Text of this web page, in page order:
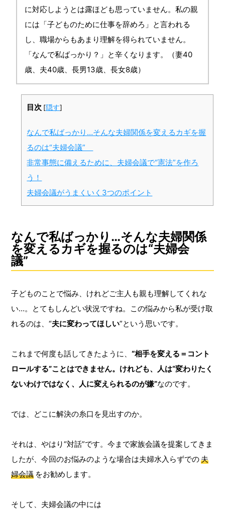
に対応しようとは露ほども思っていません。私の親
には「子どものために仕事を辞めろ」と言われる
し、職場からもあまり理解を得られていません。
「なんで私ばっかり？」と辛くなります。（妻40
歳、夫40歳、長男13歳、長女8歳）
目次 [隠す]
なんで私ばっかり…そんな夫婦関係を変えるカギを握
るのは“夫婦会議”
非常事態に備えるために、夫婦会議で“憲法”を作ろ
う！
夫婦会議がうまくいく3つのポイント
なんで私ばっかり…そんな夫婦関係
を変えるカギを握るのは“夫婦会
議”
子どものことで悩み、けれどご主人も親も理解してくれな
い…。とてもしんどい状況ですね。この悩みから私が受け取
れるのは、“夫に変わってほしい”という思いです。
これまで何度も話してきたように、“相手を変える＝コント
ロールする”ことはできません。けれども、人は“変わりたく
ないわけではなく、人に変えられるのが嫌”なのです。
では、どこに解決の糸口を見出すのか。
それは、やはり“対話”です。今まで家族会議を提案してきま
したが、今回のお悩みのような場合は夫婦水入らずでの夫
婦会議 をお勧めします。
そして、夫婦会議の中には